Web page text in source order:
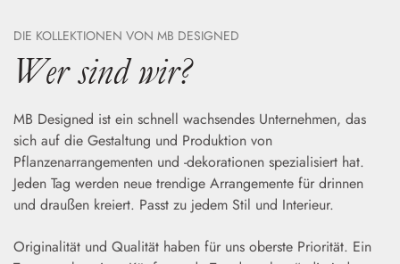
DIE KOLLEKTIONEN VON MB DESIGNED
Wer sind wir?
MB Designed ist ein schnell wachsendes Unternehmen, das
sich auf die Gestaltung und Produktion von
Pflanzenarrangementen und -dekorationen spezialisiert hat.
Jeden Tag werden neue trendige Arrangemente für drinnen
und draußen kreiert. Passt zu jedem Stil und Interieur.
Originalität und Qualität haben für uns oberste Priorität. Ein